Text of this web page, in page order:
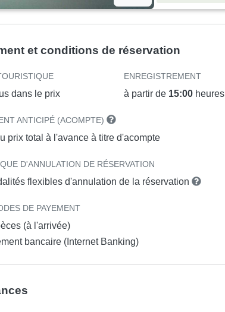
et conditions de réservation
dans le prix
ENREGISTREMENT
à partir de 15:00 heures
ANTICIPÉ (ACOMPTE)
prix total à l'avance à titre d'acompte
D'ANNULATION DE RÉSERVATION
flexibles d'annulation de la réservation
DE PAYEMENT
(à l'arrivée)
bancaire (Internet Banking)